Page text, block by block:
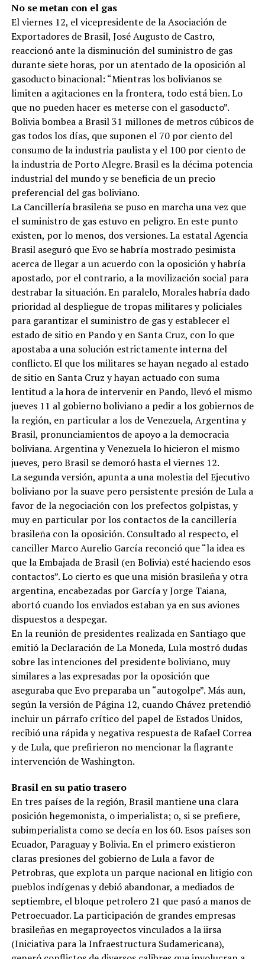
No se metan con el gas
El viernes 12, el vicepresidente de la Asociación de
Exportadores de Brasil, José Augusto de Castro,
reaccionó ante la disminución del suministro de gas
durante siete horas, por un atentado de la oposición al
gasoducto binacional: “Mientras los bolivianos se
limiten a agitaciones en la frontera, todo está bien. Lo
que no pueden hacer es meterse con el gasoducto”.
Bolivia bombea a Brasil 31 millones de metros cúbicos de
gas todos los días, que suponen el 70 por ciento del
consumo de la industria paulista y el 100 por ciento de
la industria de Porto Alegre. Brasil es la décima potencia
industrial del mundo y se beneficia de un precio
preferencial del gas boliviano.
La Cancillería brasileña se puso en marcha una vez que
el suministro de gas estuvo en peligro. En este punto
existen, por lo menos, dos versiones. La estatal Agencia
Brasil aseguró que Evo se habría mostrado pesimista
acerca de llegar a un acuerdo con la oposición y habría
apostado, por el contrario, a la movilización social para
destrabar la situación. En paralelo, Morales habría dado
prioridad al despliegue de tropas militares y policiales
para garantizar el suministro de gas y establecer el
estado de sitio en Pando y en Santa Cruz, con lo que
apostaba a una solución estrictamente interna del
conflicto. El que los militares se hayan negado al estado
de sitio en Santa Cruz y hayan actuado con suma
lentitud a la hora de intervenir en Pando, llevó el mismo
jueves 11 al gobierno boliviano a pedir a los gobiernos de
la región, en particular a los de Venezuela, Argentina y
Brasil, pronunciamientos de apoyo a la democracia
boliviana. Argentina y Venezuela lo hicieron el mismo
jueves, pero Brasil se demoró hasta el viernes 12.
La segunda versión, apunta a una molestia del Ejecutivo
boliviano por la suave pero persistente presión de Lula a
favor de la negociación con los prefectos golpistas, y
muy en particular por los contactos de la cancillería
brasileña con la oposición. Consultado al respecto, el
canciller Marco Aurelio García reconció que “la idea es
que la Embajada de Brasil (en Bolivia) esté haciendo esos
contactos”. Lo cierto es que una misión brasileña y otra
argentina, encabezadas por García y Jorge Taiana,
abortó cuando los enviados estaban ya en sus aviones
dispuestos a despegar.
En la reunión de presidentes realizada en Santiago que
emitió la Declaración de La Moneda, Lula mostró dudas
sobre las intenciones del presidente boliviano, muy
similares a las expresadas por la oposición que
aseguraba que Evo preparaba un “autogolpe”. Más aun,
según la versión de Página 12, cuando Chávez pretendió
incluir un párrafo crítico del papel de Estados Unidos,
recibió una rápida y negativa respuesta de Rafael Correa
y de Lula, que prefirieron no mencionar la flagrante
intervención de Washington.
Brasil en su patio trasero
En tres países de la región, Brasil mantiene una clara
posición hegemonista, o imperialista; o, si se prefiere,
subimperialista como se decía en los 60. Esos países son
Ecuador, Paraguay y Bolivia. En el primero existieron
claras presiones del gobierno de Lula a favor de
Petrobras, que explota un parque nacional en litigio con
pueblos indígenas y debió abandonar, a mediados de
septiembre, el bloque petrolero 21 que pasó a manos de
Petroecuador. La participación de grandes empresas
brasileñas en megaproyectos vinculados a la iirsa
(Iniciativa para la Infraestructura Sudamericana),